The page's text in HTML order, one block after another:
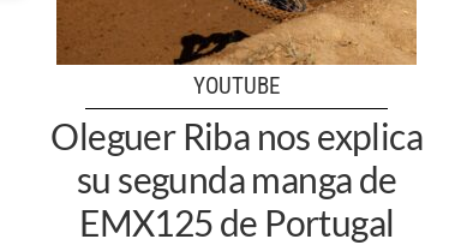
YOUTUBE
Oleguer Riba nos explica
su segunda manga de
EMX125 de Portugal